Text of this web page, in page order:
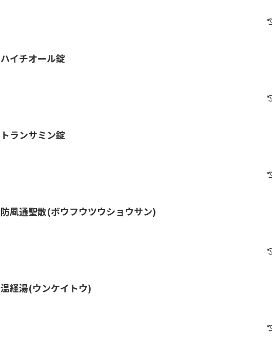
ハイチオール錠
トランサミン錠
防風通聖散(ボウフウツウショウサン)
温経湯(ウンケイトウ)